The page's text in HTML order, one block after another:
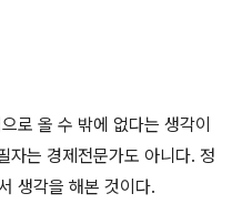
로 올 수 밖에 없다는 생각이
자는 경제전문가도 아니다. 정
생각을 해본 것이다.